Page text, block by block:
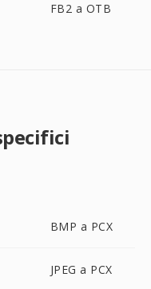
FB2 a OTB
BMP a PCX
JPEG a PCX